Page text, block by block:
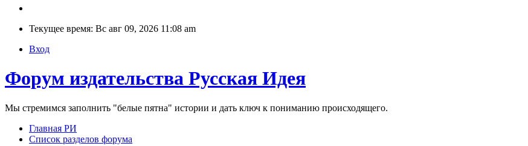
Текущее время: Вс авг 09, 2026 11:08 am
Вход
Форум издательства Русская Идея
Мы стремимся заполнить "белые пятна" истории и дать ключ к пониманию происходящего.
Главная РИ
Список разделов форума